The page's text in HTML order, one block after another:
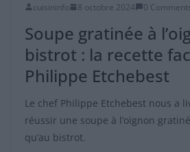
cuisininfo 8 octobre 2024 0
Soupe gratinée à
bistrot : la recette
Philippe Etchebest
Le chef Philippe Etchebest nous a
réussir une soupe à l’oignon
qu’au bistrot.